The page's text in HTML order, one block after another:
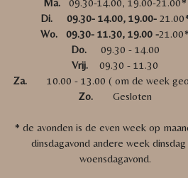
Di. 09.30- 14.00, 19.00-
Wo. 09.30- 11.30, 19.00 -21.00*
Do.09.30 - 14.00
Vrij.
09.30 - 11.30
Za.10.00 - 13.00 ( om de week
Zo.
Gesloten
* de avonden is de even week op
dinsdagavond andere week dinsdag
woensdagavond.